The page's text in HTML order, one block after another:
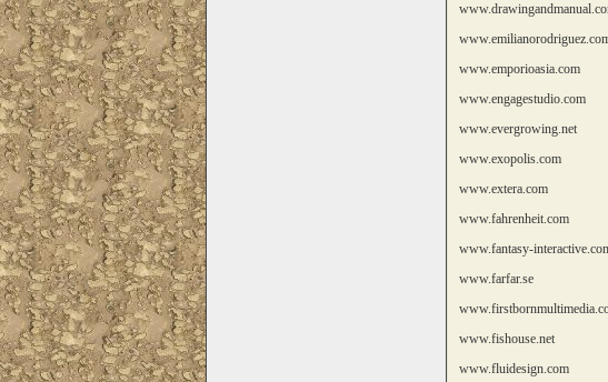
www.emporioasia.com
www.engagestudio.com
www.evergrowing.net
www.exopolis.com
www.extera.com
www.fahrenheit.com
www.fantasy-
www.farfar.se
www.fishouse.net
www.fluidesign.com